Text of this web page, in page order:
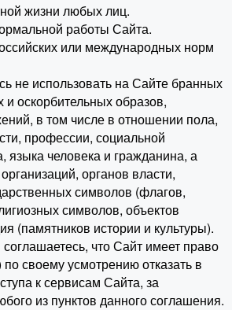
жизни любых лиц.
работы Сайта.
или международных норм
не использовать на Сайте бранных
оскорбительных образов,
в том числе в отношении пола,
профессии, социальной
языка человека и гражданина, а
органов власти,
символов (флагов,
символов, объектов
(памятников истории и культуры).
что Сайт имеет право
по своему усмотрению отказать в
к сервисам Сайта, за
из пунктов данного соглашения.